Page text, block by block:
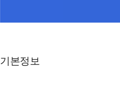
기본정보